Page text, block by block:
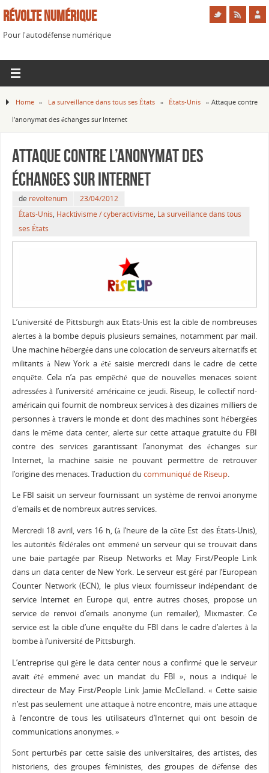
Révolte Numérique
Pour l'autodéfense numérique
Home » La surveillance dans tous ses États » États-Unis » Attaque contre
l’anonymat des échanges sur Internet
Attaque contre l’anonymat des
échanges sur Internet
de revoltenum
23/04/2012
États-Unis, Hacktivisme / cyberactivisme, La surveillance dans tous
ses États
L’université de Pittsburgh aux Etats-Unis est la cible de nombreuses
alertes à la bombe depuis plusieurs semaines, notamment par mail.
Une machine hébergée dans une colocation de serveurs alternatifs et
militants à New York a été saisie mercredi dans le cadre de cette
enquête. Cela n’a pas empêché que de nouvelles menaces soient
adressées à l’université américaine ce jeudi. Riseup, le collectif nord-
américain qui fournit de nombreux services à des dizaines milliers de
personnes à travers le monde et dont des machines sont hébergées
dans le même data center, alerte sur cette attaque gratuite du FBI
contre des services garantissant l’anonymat des échanges sur
Internet, la machine saisie ne pouvant permettre de retrouver
l’origine des menaces. Traduction du communiqué de Riseup.
Le FBI saisit un serveur fournissant un système de renvoi anonyme
d’emails et de nombreux autres services.
Mercredi 18 avril, vers 16 h, (à l’heure de la côte Est des États-Unis),
les autorités fédérales ont emmené un serveur qui se trouvait dans
une baie partagée par Riseup Networks et May First/People Link
dans un data center de New York. Le serveur est géré par l’European
Counter Network (ECN), le plus vieux fournisseur indépendant de
service Internet en Europe qui, entre autres choses, propose un
service de renvoi d’emails anonyme (un remailer), Mixmaster. Ce
service est la cible d’une enquête du FBI dans le cadre d’alertes à la
bombe à l’université de Pittsburgh.
L’entreprise qui gère le data center nous a confirmé que le serveur
avait été emmené avec un mandat du FBI », nous a indiqué le
directeur de May First/People Link Jamie McClelland. « Cette saisie
n’est pas seulement une attaque à notre encontre, mais une attaque
à l’encontre de tous les utilisateurs d’Internet qui ont besoin de
communications anonymes. »
Sont perturbés par cette saisie des universitaires, des artistes, des
historiens, des groupes féministes, des groupes de défense des